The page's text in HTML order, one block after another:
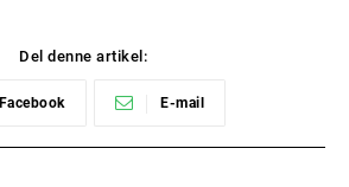
Del denne artikel:
Facebook E-mail